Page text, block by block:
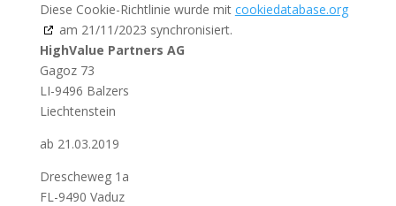
Diese Cookie-Richtlinie wurde mit cookiedatabase.org
am 21/11/2023 synchronisiert.
HighValue Partners AG
Gagoz 73
LI-9496 Balzers
Liechtenstein
ab 21.03.2019
Drescheweg 1a
FL-9490 Vaduz